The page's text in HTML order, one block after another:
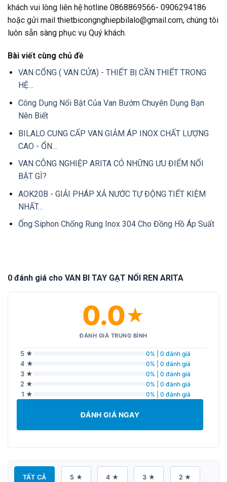
khách vui lòng liên hệ hotline 0868869566- 0906294186
hoặc gửi mail thietbicongnghiepbilalo@gmail.com, chúng tôi
luôn sẵn sàng phục vụ Quý khách.
Bài viết cùng chủ đề
VAN CỔNG ( VAN CỬA) - THIẾT BỊ CẦN THIẾT TRONG
HỆ…
Công Dụng Nổi Bật Của Van Bướm Chuyên Dụng Bạn
Nên Biết
BILALO CUNG CẤP VAN GIẢM ÁP INOX CHẤT LƯỢNG
CAO - ỔN…
VAN CÔNG NGHIỆP ARITA CÓ NHỮNG ƯU ĐIỂM NỔI
BẬT GÌ?
AOK20B - GIẢI PHÁP XẢ NƯỚC TỰ ĐỘNG TIẾT KIỆM
NHẤT…
Ống Siphon Chống Rung Inox 304 Cho Đồng Hồ Áp Suất
0 đánh giá cho VAN BI TAY GẠT NỐI REN ARITA
0.0★
ĐÁNH GIÁ TRUNG BÌNH
5 ★ 0% | 0 đánh giá
4 ★ 0% | 0 đánh giá
3 ★ 0% | 0 đánh giá
2 ★ 0% | 0 đánh giá
1 ★ 0% | 0 đánh giá
ĐÁNH GIÁ NGAY
TẤT CẢ 5 ★ 4 ★ 3 ★ 2 ★